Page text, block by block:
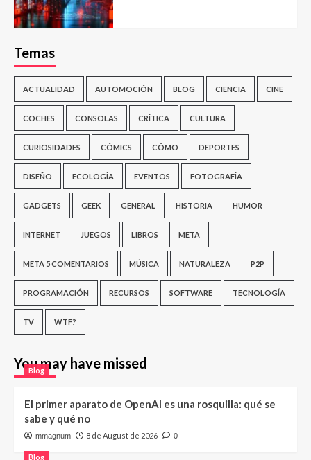
Temas
ACTUALIDAD AUTOMOCIÓN BLOG CIENCIA CINE
COCHES CONSOLAS CRÍTICA CULTURA
CURIOSIDADES CÓMICS CÓMO DEPORTES
DISEÑO ECOLOGÍA EVENTOS FOTOGRAFÍA
GADGETS GEEK GENERAL HISTORIA HUMOR
INTERNET JUEGOS LIBROS META
META 5 COMENTARIOS MÚSICA NATURALEZA P2P
PROGRAMACIÓN RECURSOS SOFTWARE TECNOLOGÍA
TV WTF?
You may have missed
Blog
El primer aparato de OpenAI es una rosquilla: qué se
sabe y qué no
mmagnum 8 de August de 2026 0
Blog